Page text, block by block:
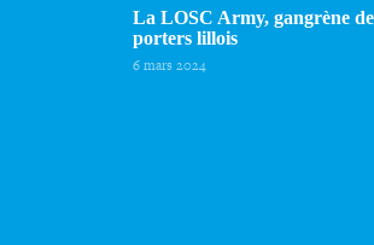
La LOSC Army, gangrène
por­ters lillois
6 mars 2024